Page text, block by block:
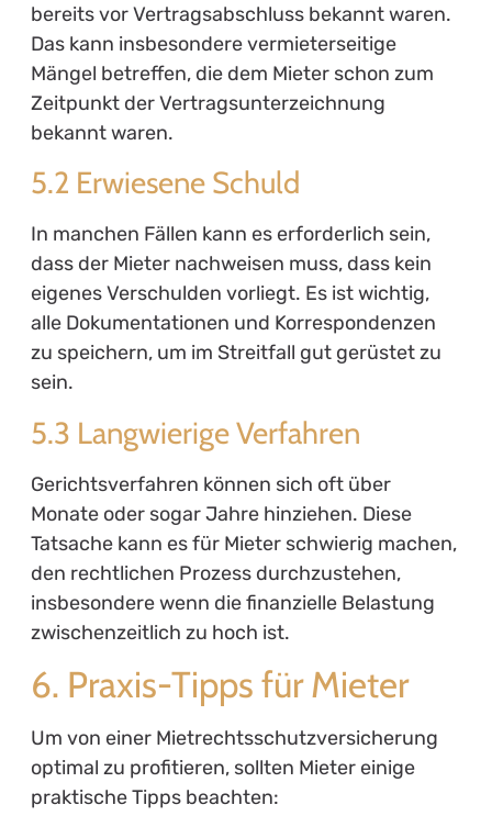
bereits vor Vertragsabschluss bekannt waren.
Das kann insbesondere vermieterseitige
Mängel betreffen, die dem Mieter schon zum
Zeitpunkt der Vertragsunterzeichnung
bekannt waren.
5.2 Erwiesene Schuld
In manchen Fällen kann es erforderlich sein,
dass der Mieter nachweisen muss, dass kein
eigenes Verschulden vorliegt. Es ist wichtig,
alle Dokumentationen und Korrespondenzen
zu speichern, um im Streitfall gut gerüstet zu
sein.
5.3 Langwierige Verfahren
Gerichtsverfahren können sich oft über
Monate oder sogar Jahre hinziehen. Diese
Tatsache kann es für Mieter schwierig machen,
den rechtlichen Prozess durchzustehen,
insbesondere wenn die finanzielle Belastung
zwischenzeitlich zu hoch ist.
6. Praxis-Tipps für Mieter
Um von einer Mietrechtsschutzversicherung
optimal zu profitieren, sollten Mieter einige
praktische Tipps beachten: